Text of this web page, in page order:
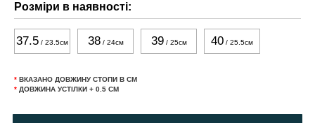
Розміри в наявності:
37.5 / 23.5см 38/ 24см 39/ 25см 40 / 25.5см
* ВКАЗАНО ДОВЖИНУ СТОПИ В СМ
* ДОВЖИНА УСТІЛКИ + 0.5 СМ